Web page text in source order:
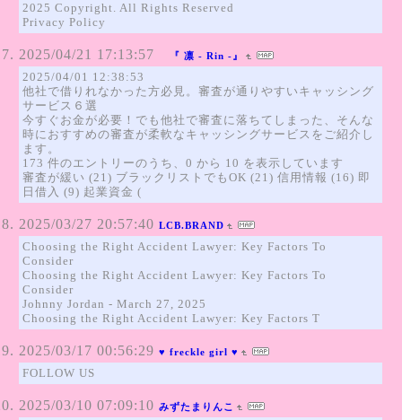
2025 Copyright. All Rights Reserved
Privacy Policy
2025/04/21 17:13:57 『 凛 - Rin -』
2025/04/01 12:38:53
他社で借りれなかった方必見。審査が通りやすいキャッシング
サービス６選
今すぐお金が必要！でも他社で審査に落ちてしまった、そんな
時におすすめの審査が柔軟なキャッシングサービスをご紹介し
ます。
173 件のエントリーのうち、0 から 10 を表示しています
審査が緩い (21) ブラックリストでもOK (21) 信用情報 (16) 即
日借入 (9) 起業資金 (
2025/03/27 20:57:40 LCB.BRAND
Choosing the Right Accident Lawyer: Key Factors To
Consider
Choosing the Right Accident Lawyer: Key Factors To
Consider
Johnny Jordan - March 27, 2025
Choosing the Right Accident Lawyer: Key Factors T
2025/03/17 00:56:29 ♥ freckle girl ♥
FOLLOW US
2025/03/10 07:09:10 みずたまりんこ